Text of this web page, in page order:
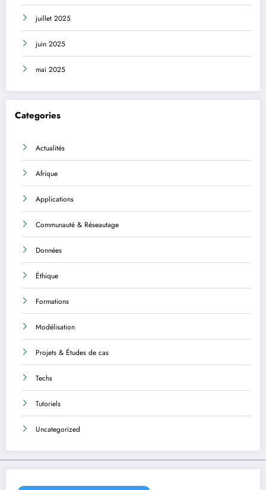
juillet 2025
juin 2025
mai 2025
Categories
Actualités
Afrique
Applications
Communauté & Réseautage
Données
Éthique
Formations
Modélisation
Projets & Études de cas
Techs
Tutoriels
Uncategorized